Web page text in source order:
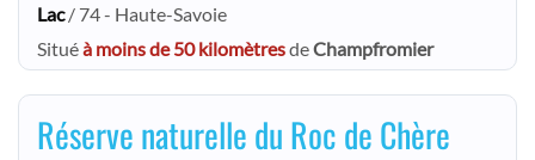
Lac/ 74 - Haute-Savoie
Situéà moins de 50 kilomètresdeChampfromier
Réserve naturelle du Roc de Chère